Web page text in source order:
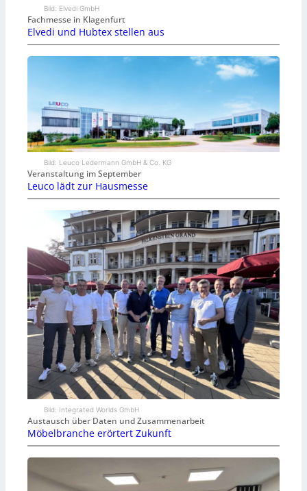
Bild: Elvedi GmbH
Fachmesse in Klagenfurt
Elvedi und Hubtex stellen aus
Bild: Leuco Ledermann GmbH & Co. KG
Veranstaltung im September
Leuco lädt zur Hausmesse
Bild: Integrated Worlds GmbH
Austausch über Daten und Zusammenarbeit
Möbelbranche erörtert Zukunft